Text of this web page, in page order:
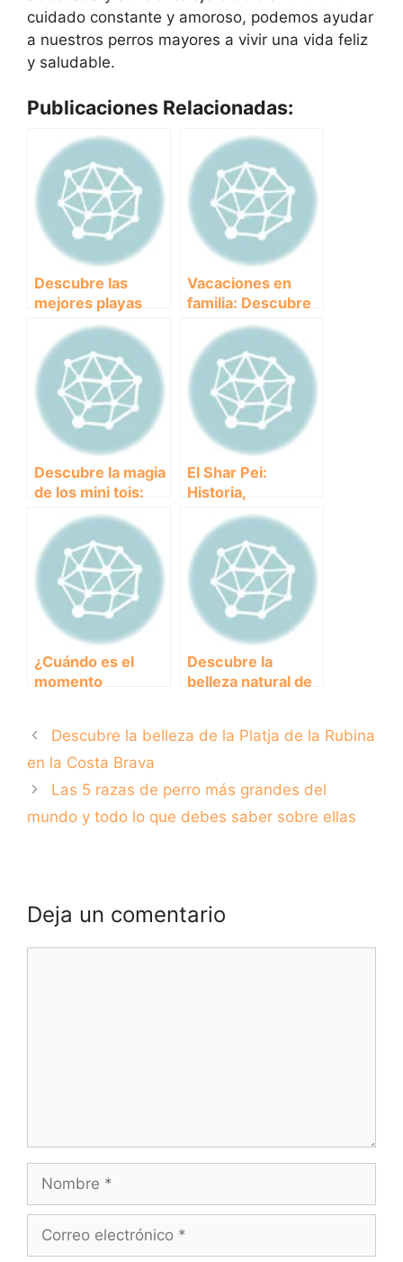
cuidado constante y amoroso, podemos ayudar
a nuestros perros mayores a vivir una vida feliz
y saludable.
Publicaciones Relacionadas:
Descubre las
mejores playas
para perros en
Torrevieja y
disfruta del verano
junto a tu mascota
Vacaciones en
familia: Descubre
los mejores
hoteles que
admiten mascotas
Descubre la magia
de los mini tois:
¡los perros más
adorables y
compactos!
El Shar Pei:
Historia,
Características y
Cuidados de una
raza única
¿Cuándo es el
momento
empapador de un
cachorro?
Descubre la
belleza natural de
amantes de la
Descubre la belleza de la Platja de la Rubina
en la Costa Brava
Las 5 razas de perro más grandes del
mundo y todo lo que debes saber sobre ellas
Deja un comentario